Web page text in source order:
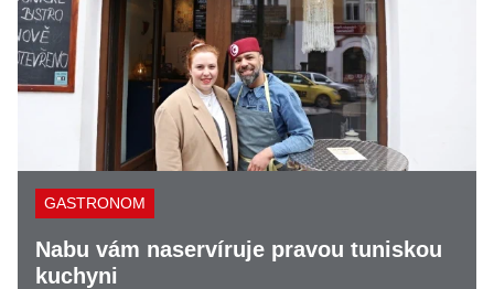
GASTRONOM
Nabu vám naservíruje pravou tuniskou
kuchyni